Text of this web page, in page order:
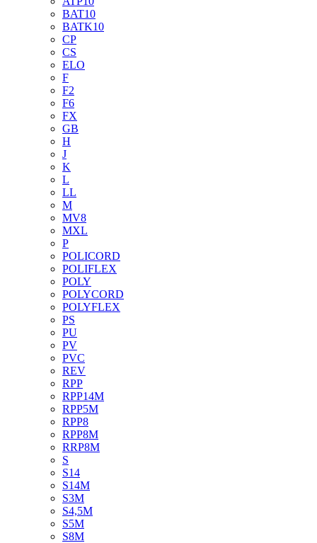
BAT10
BATK10
CP
CS
ELO
F
F2
F6
FX
GB
H
J
K
L
LL
M
MV8
MXL
P
POLICORD
POLIFLEX
POLY
POLYCORD
POLYFLEX
PS
PU
PV
PVC
REV
RPP
RPP14M
RPP5M
RPP8
RPP8M
RRP8M
S
S14
S14M
S3M
S4,5M
S5M
S8M